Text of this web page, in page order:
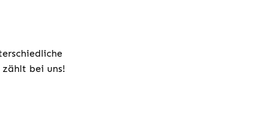
bei uns!